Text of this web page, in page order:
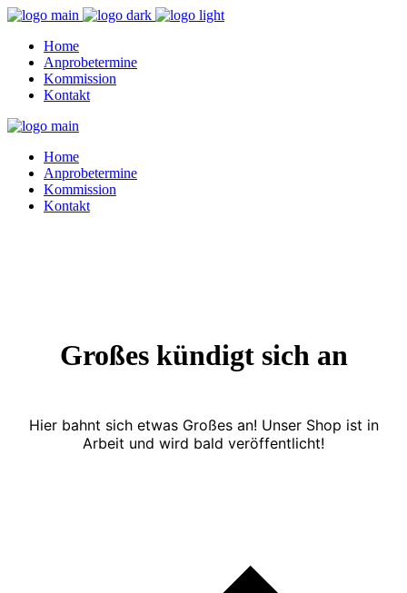
Home
Anprobetermine
Kommission
Kontakt
Home
Anprobetermine
Kommission
Kontakt
Großes kündigt sich an
Hier bahnt sich etwas Großes an! Unser Shop ist in
Arbeit und wird bald veröffentlicht!